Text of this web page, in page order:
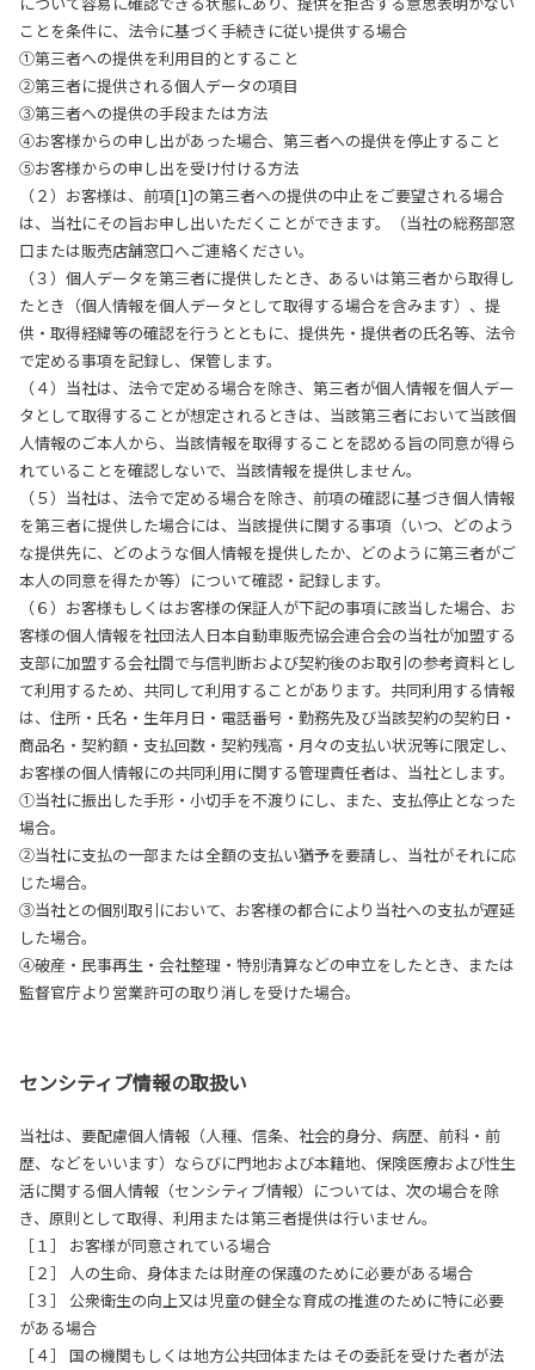
ことを条件に、法令に基づく手続きに従い提供する場合
①第三者への提供を利用目的とすること
②第三者に提供される個人データの項目
③第三者への提供の手段または方法
④お客様からの申し出があった場合、第三者への提供を停止すること
⑤お客様からの申し出を受け付ける方法
（２）お客様は、前項[1]の第三者への提供の中止をご要望される場合
は、当社にその旨お申し出いただくことができます。（当社の総務部窓
口または販売店舗窓口へご連絡ください。
（３）個人データを第三者に提供したとき、あるいは第三者から取得し
たとき（個人情報を個人データとして取得する場合を含みます）、提
供・取得経緯等の確認を行うとともに、提供先・提供者の氏名等、法令
で定める事項を記録し、保管します。
（４）当社は、法令で定める場合を除き、第三者が個人情報を個人デー
タとして取得することが想定されるときは、当該第三者において当該個
人情報のご本人から、当該情報を取得することを認める旨の同意が得ら
れていることを確認しないで、当該情報を提供しません。
（５）当社は、法令で定める場合を除き、前項の確認に基づき個人情報
を第三者に提供した場合には、当該提供に関する事項（いつ、どのよう
な提供先に、どのような個人情報を提供したか、どのように第三者がご
本人の同意を得たか等）について確認・記録します。
（６）お客様もしくはお客様の保証人が下記の事項に該当した場合、お
客様の個人情報を社団法人日本自動車販売協会連合会の当社が加盟する
支部に加盟する会社間で与信判断および契約後のお取引の参考資料とし
て利用するため、共同して利用することがあります。共同利用する情報
は、住所・氏名・生年月日・電話番号・勤務先及び当該契約の契約日・
商品名・契約額・支払回数・契約残高・月々の支払い状況等に限定し、
お客様の個人情報にの共同利用に関する管理責任者は、当社とします。
①当社に振出した手形・小切手を不渡りにし、また、支払停止となった
場合。
②当社に支払の一部または全額の支払い猶予を要請し、当社がそれに応
じた場合。
③当社との個別取引において、お客様の都合により当社への支払が遅延
した場合。
④破産・民事再生・会社整理・特別清算などの申立をしたとき、または
監督官庁より営業許可の取り消しを受けた場合。
センシティブ情報の取扱い
当社は、要配慮個人情報（人種、信条、社会的身分、病歴、前科・前
歴、などをいいます）ならびに門地および本籍地、保険医療および性生
活に関する個人情報（センシティブ情報）については、次の場合を除
き、原則として取得、利用または第三者提供は行いません。
［１］ お客様が同意されている場合
［２］ 人の生命、身体または財産の保護のために必要がある場合
［３］ 公衆衛生の向上又は児童の健全な育成の推進のために特に必要
がある場合
［４］ 国の機関もしくは地方公共団体またはその委託を受けた者が法